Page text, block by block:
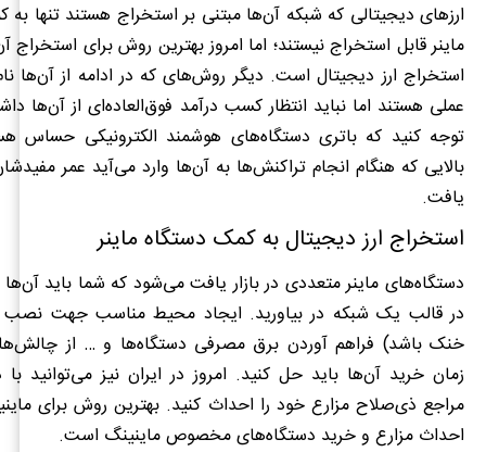
ارزهای دیجیتالی که شبکه آن‌ها مبتنی بر استخراج هستند تنها
ماینر قابل استخراج نیستند؛ اما امروز بهترین روش برای استخراج
استخراج ارز دیجیتال است. دیگر روش‌های که در ادامه از آن‌ها
عملی هستند اما نباید انتظار کسب درآمد فوق‌العاده‌ای از آن‌ها
توجه کنید که باتری دستگاه‌های هوشمند الکترونیکی حساس
بالایی که هنگام انجام تراکنش‌ها به آن‌ها وارد می‌آید عمر
یافت.
استخراج ارز دیجیتال به کمک دستگاه ماینر
دستگاه‌های ماینر متعددی در بازار یافت می‌شود که شما باید آن‌ها
در قالب یک شبکه در بیاورید. ایجاد محیط مناسب جهت نصب
خنک باشد) فراهم آوردن برق مصرفی دستگاه‌ها و … از
زمان خرید آن‌ها باید حل کنید. امروز در ایران نیز می‌توانید
مراجع ذی‌صلاح مزارع خود را احداث کنید. بهترین روش برای
احداث مزارع و خرید دستگاه‌های مخصوص ماینینگ است.